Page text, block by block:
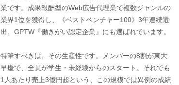
業です。成果報酬型のWeb広告代理業で複数ジャンルの
業界1位を獲得し、《ベストベンチャー100》3年連続選
出、GPTW『働きがい認定企業』にも選ばれています。
特筆すべきは、その生産性です。メンバーの8割が東大
早慶で、全員が学生・未経験からのスタート。それでも
1人あたり売上3億円超という、この規模では異例の成績